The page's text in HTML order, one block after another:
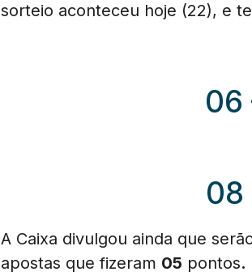
sorteio aconteceu hoje (22), e
06
08
A Caixa divulgou ainda que
apostas que fizeram 05 pontos.